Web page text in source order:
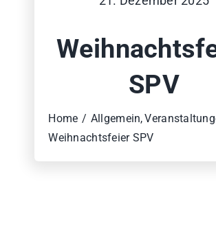
SPV
Home Allgemein
Weihnachtsfeier SPV